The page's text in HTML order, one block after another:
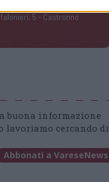
5 - Castronno
buona informazione
cercando di
Abbonati a VareseNews